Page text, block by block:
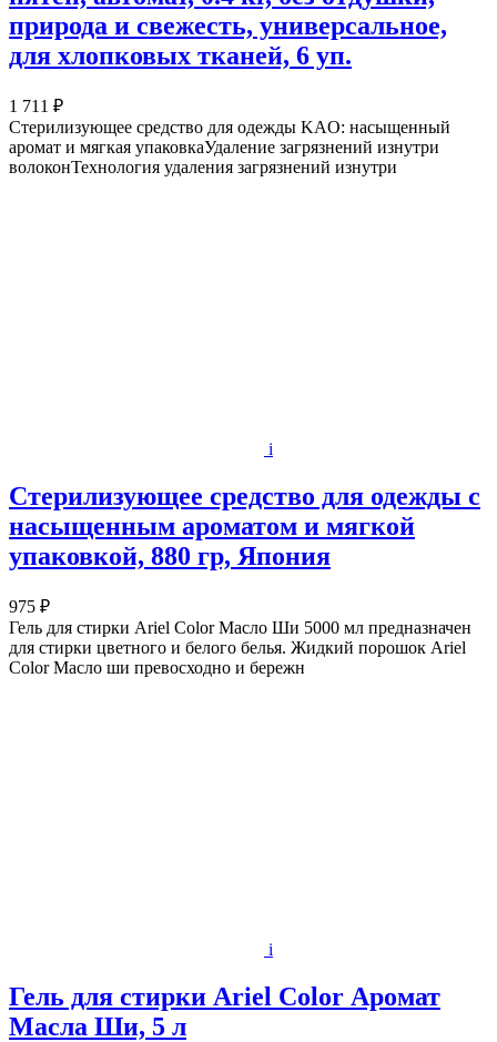
природа и свежесть, универсальное,
для хлопковых тканей, 6 уп.
1 711 ₽
Стерилизующее средство для одежды KAO: насыщенный
аромат и мягкая упаковкаУдаление загрязнений изнутри
волоконТехнология удаления загрязнений изнутри
i
Стерилизующее средство для одежды с
насыщенным ароматом и мягкой
упаковкой, 880 гр, Япония
975 ₽
Гель для стирки Ariel Color Масло Ши 5000 мл предназначен
для стирки цветного и белого белья. Жидкий порошок Ariel
Color Масло ши превосходно и бережн
i
Гель для стирки Ariel Color Аромат
Масла Ши, 5 л